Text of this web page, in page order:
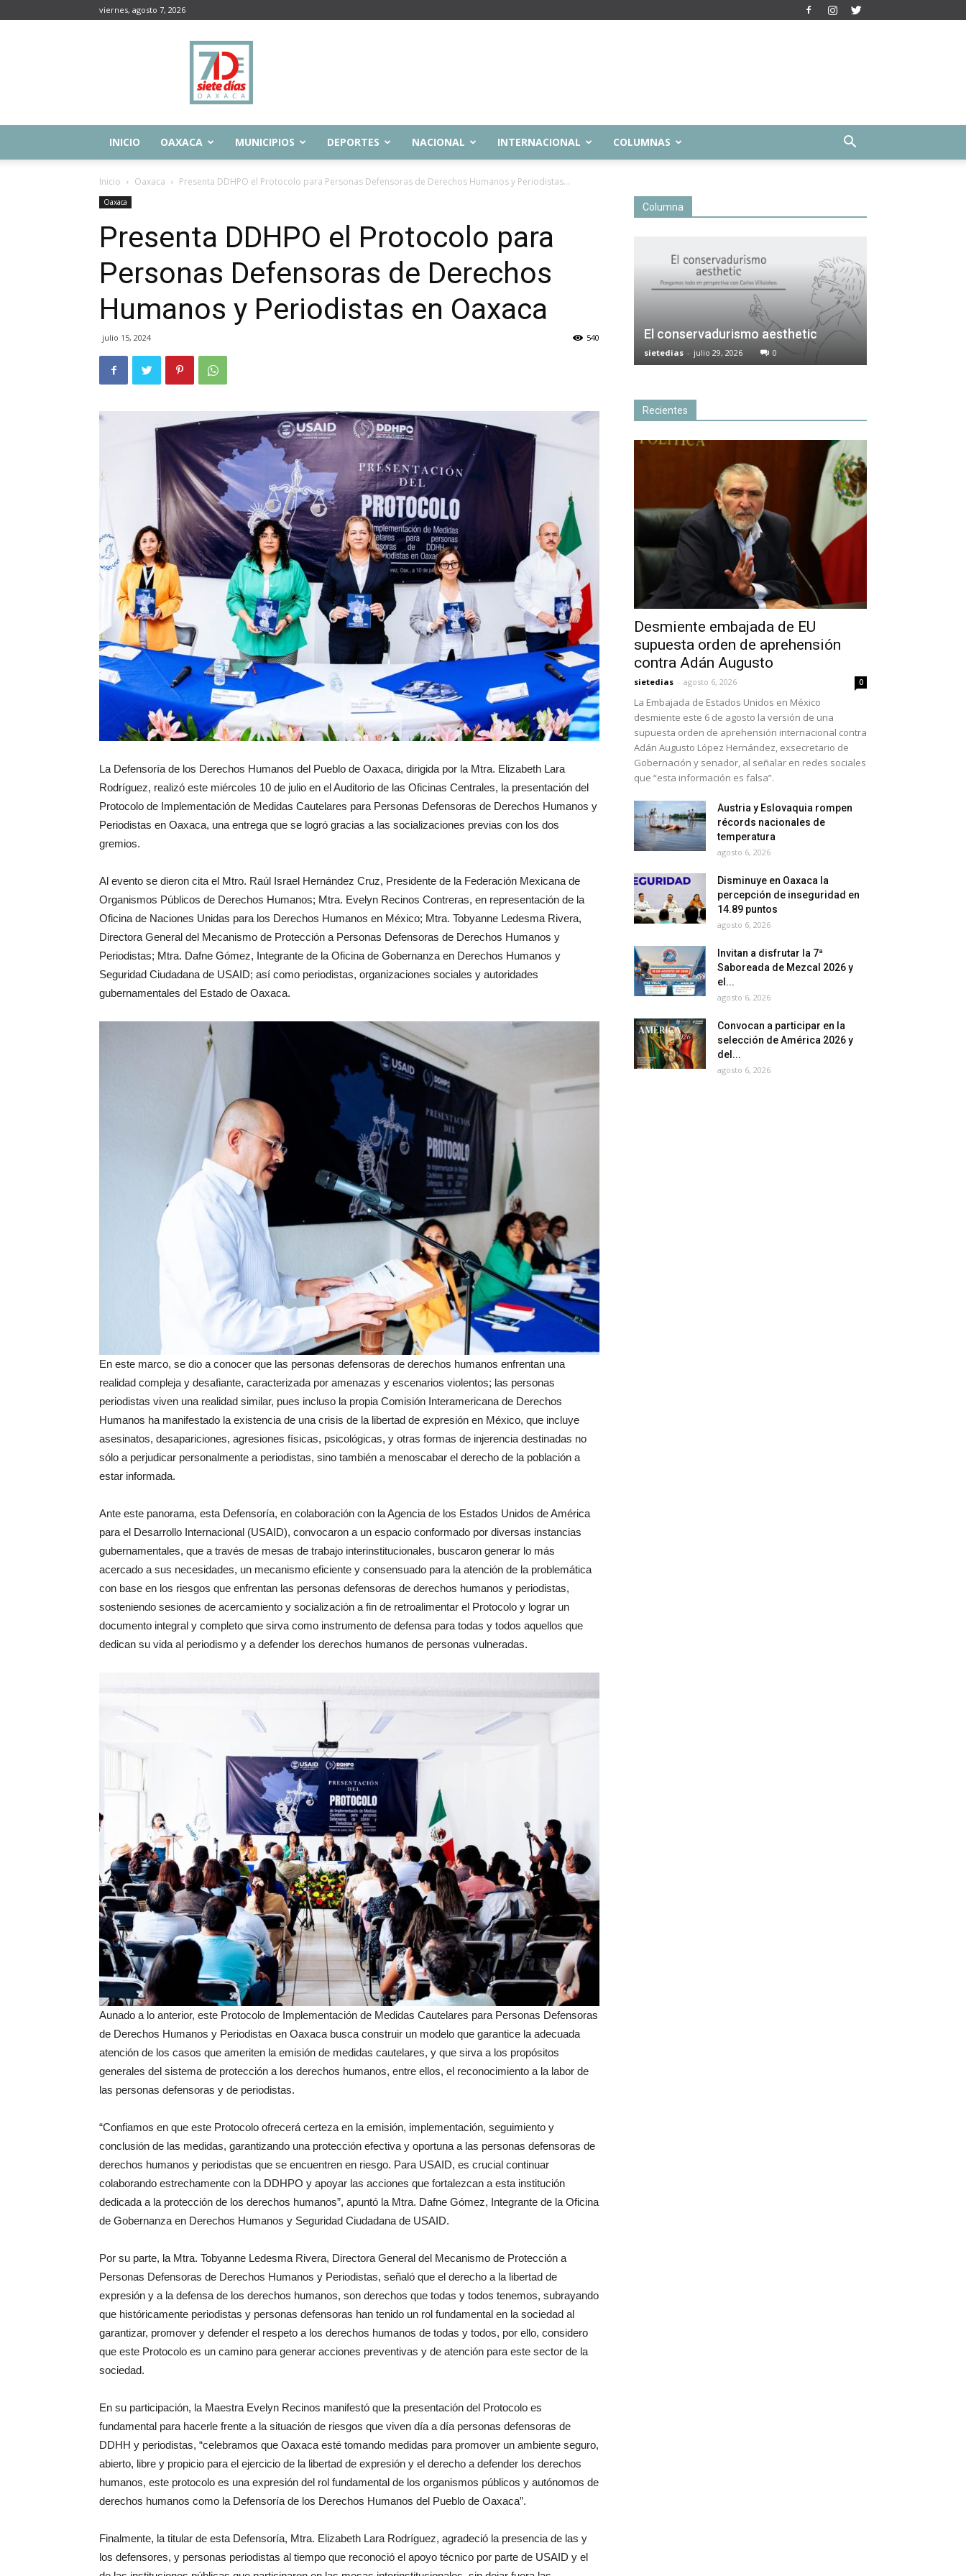
viernes, agosto 7, 2026
Siete
Días
Oaxaca
INICIO OAXACA MUNICIPIOS DEPORTES NACIONAL INTERNACIONAL COLUMNAS
Inicio Oaxaca Presenta DDHPO el Protocolo para Personas Defensoras de Derechos Humanos y Periodistas...
Oaxaca
Presenta DDHPO el Protocolo para
Personas Defensoras de Derechos
Humanos y Periodistas en Oaxaca
julio 15, 2024 540
La Defensoría de los Derechos Humanos del Pueblo de Oaxaca, dirigida por la Mtra. Elizabeth Lara
Rodríguez, realizó este miércoles 10 de julio en el Auditorio de las Oficinas Centrales, la presentación del
Protocolo de Implementación de Medidas Cautelares para Personas Defensoras de Derechos Humanos y
Periodistas en Oaxaca, una entrega que se logró gracias a las socializaciones previas con los dos
gremios.
Al evento se dieron cita el Mtro. Raúl Israel Hernández Cruz, Presidente de la Federación Mexicana de
Organismos Públicos de Derechos Humanos; Mtra. Evelyn Recinos Contreras, en representación de la
Oficina de Naciones Unidas para los Derechos Humanos en México; Mtra. Tobyanne Ledesma Rivera,
Directora General del Mecanismo de Protección a Personas Defensoras de Derechos Humanos y
Periodistas; Mtra. Dafne Gómez, Integrante de la Oficina de Gobernanza en Derechos Humanos y
Seguridad Ciudadana de USAID; así como periodistas, organizaciones sociales y autoridades
gubernamentales del Estado de Oaxaca.
En este marco, se dio a conocer que las personas defensoras de derechos humanos enfrentan una
realidad compleja y desafiante, caracterizada por amenazas y escenarios violentos; las personas
periodistas viven una realidad similar, pues incluso la propia Comisión Interamericana de Derechos
Humanos ha manifestado la existencia de una crisis de la libertad de expresión en México, que incluye
asesinatos, desapariciones, agresiones físicas, psicológicas, y otras formas de injerencia destinadas no
sólo a perjudicar personalmente a periodistas, sino también a menoscabar el derecho de la población a
estar informada.
Ante este panorama, esta Defensoría, en colaboración con la Agencia de los Estados Unidos de América
para el Desarrollo Internacional (USAID), convocaron a un espacio conformado por diversas instancias
gubernamentales, que a través de mesas de trabajo interinstitucionales, buscaron generar lo más
acercado a sus necesidades, un mecanismo eficiente y consensuado para la atención de la problemática
con base en los riesgos que enfrentan las personas defensoras de derechos humanos y periodistas,
sosteniendo sesiones de acercamiento y socialización a fin de retroalimentar el Protocolo y lograr un
documento integral y completo que sirva como instrumento de defensa para todas y todos aquellos que
dedican su vida al periodismo y a defender los derechos humanos de personas vulneradas.
Aunado a lo anterior, este Protocolo de Implementación de Medidas Cautelares para Personas Defensoras
de Derechos Humanos y Periodistas en Oaxaca busca construir un modelo que garantice la adecuada
atención de los casos que ameriten la emisión de medidas cautelares, y que sirva a los propósitos
generales del sistema de protección a los derechos humanos, entre ellos, el reconocimiento a la labor de
las personas defensoras y de periodistas.
“Confiamos en que este Protocolo ofrecerá certeza en la emisión, implementación, seguimiento y
conclusión de las medidas, garantizando una protección efectiva y oportuna a las personas defensoras de
derechos humanos y periodistas que se encuentren en riesgo. Para USAID, es crucial continuar
colaborando estrechamente con la DDHPO y apoyar las acciones que fortalezcan a esta institución
dedicada a la protección de los derechos humanos”, apuntó la Mtra. Dafne Gómez, Integrante de la Oficina
de Gobernanza en Derechos Humanos y Seguridad Ciudadana de USAID.
Por su parte, la Mtra. Tobyanne Ledesma Rivera, Directora General del Mecanismo de Protección a
Personas Defensoras de Derechos Humanos y Periodistas, señaló que el derecho a la libertad de
expresión y a la defensa de los derechos humanos, son derechos que todas y todos tenemos, subrayando
que históricamente periodistas y personas defensoras han tenido un rol fundamental en la sociedad al
garantizar, promover y defender el respeto a los derechos humanos de todas y todos, por ello, considero
que este Protocolo es un camino para generar acciones preventivas y de atención para este sector de la
sociedad.
En su participación, la Maestra Evelyn Recinos manifestó que la presentación del Protocolo es
fundamental para hacerle frente a la situación de riesgos que viven día a día personas defensoras de
DDHH y periodistas, “celebramos que Oaxaca esté tomando medidas para promover un ambiente seguro,
abierto, libre y propicio para el ejercicio de la libertad de expresión y el derecho a defender los derechos
humanos, este protocolo es una expresión del rol fundamental de los organismos públicos y autónomos de
derechos humanos como la Defensoría de los Derechos Humanos del Pueblo de Oaxaca”.
Finalmente, la titular de esta Defensoría, Mtra. Elizabeth Lara Rodríguez, agradeció la presencia de las y
los defensores, y personas periodistas al tiempo que reconoció el apoyo técnico por parte de USAID y el
Columna
El conservadurismo aesthetic
sietedias - julio 29, 2026 0
Recientes
Desmiente embajada de EU
supuesta orden de aprehensión
contra Adán Augusto
sietedias - agosto 6, 2026 0
La Embajada de Estados Unidos en México
desmiente este 6 de agosto la versión de una
supuesta orden de aprehensión internacional contra
Adán Augusto López Hernández, exsecretario de
Gobernación y senador, al señalar en redes sociales
que “esta información es falsa”.
Austria y Eslovaquia rompen
récords nacionales de
temperatura
agosto 6, 2026
Disminuye en Oaxaca la
percepción de inseguridad en
14.89 puntos
agosto 6, 2026
Invitan a disfrutar la 7ª
Saboreada de Mezcal 2026 y
el...
agosto 6, 2026
Convocan a participar en la
selección de América 2026 y
del...
agosto 6, 2026